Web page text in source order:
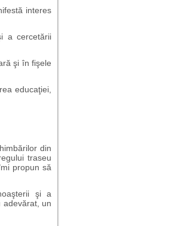
interes
a cercetării
şi în fişele
educaţiei,
din
traseu
propun să
şi a
adevărat, un